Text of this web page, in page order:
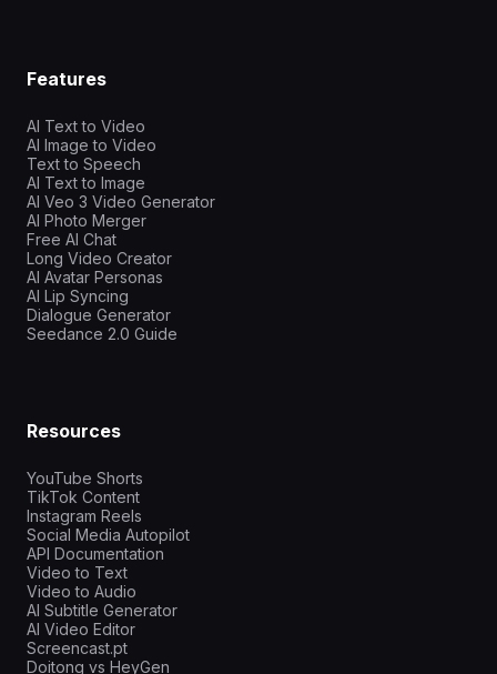
Features
AI Text to Video
AI Image to Video
Text to Speech
AI Text to Image
AI Veo 3 Video Generator
AI Photo Merger
Free AI Chat
Long Video Creator
AI Avatar Personas
AI Lip Syncing
Dialogue Generator
Seedance 2.0 Guide
Resources
YouTube Shorts
TikTok Content
Instagram Reels
Social Media Autopilot
API Documentation
Video to Text
Video to Audio
AI Subtitle Generator
AI Video Editor
Screencast.pt
Doitong vs HeyGen